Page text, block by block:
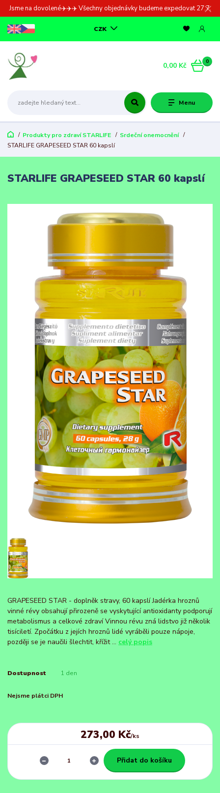
Jsme na dovolené✈️✈️✈️ Všechny objednávky budeme expedovat 27.7.
Menu
CZK
0
0,00 Kč
Produkty pro zdraví STARLIFE
Srdeční onemocnění
STARLIFE GRAPESEED STAR 60 kapslí
STARLIFE GRAPESEED STAR 60 kapslí
GRAPESEED STAR - doplněk stravy, 60 kapslí Jadérka hroznů
vinné révy obsahují přirozeně se vyskytující antioxidanty podporují
metabolismus a celkové zdraví Vinnou révu zná lidstvo již několik
tisíciletí. Zpočátku z jejích hroznů lidé vyráběli pouze nápoje,
později se je naučili šlechtit, křížit ... celý popis
Dostupnost 1 den
Nejsme plátci DPH
273,00 Kč/ks
Přidat do košíku